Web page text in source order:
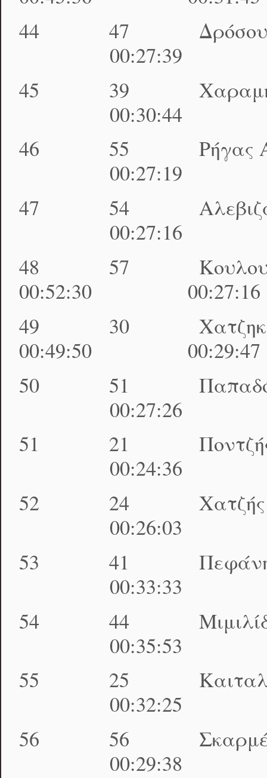
44 47 Δρόσου
00:27:39
45 39
00:30:44
46 55 Ρήγας
00:27:19
47 54
00:27:16
48 57
00:52:30
49 30
00:49:50
50 51
00:27:26
51 21 Πoντζής
00:24:36
52 24 Χατζής
00:26:03
53 41 Πεφάνης
00:33:33
54 44
00:35:53
55 25
00:32:25
56 56
00:29:38